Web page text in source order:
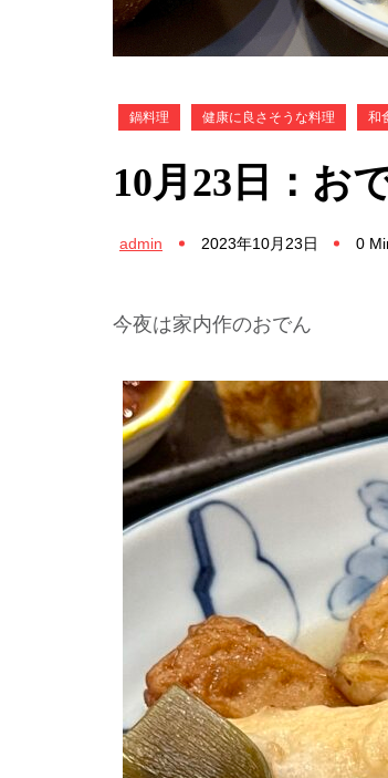
鍋料理 健康に良さそうな料理 和
10月23日：お
admin 2023年10月23日 0
今夜は家内作のおでん